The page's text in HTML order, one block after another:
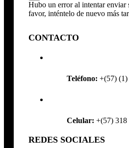
Hubo un error al intentar enviar
favor, inténtelo de nuevo más
CONTACTO
Teléfono: +(57)
Celular: +(57) 318
REDES SOCIALES